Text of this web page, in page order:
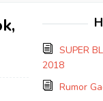
SUPER
2018
Rumor